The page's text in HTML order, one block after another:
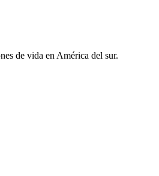
de vida en América del sur.